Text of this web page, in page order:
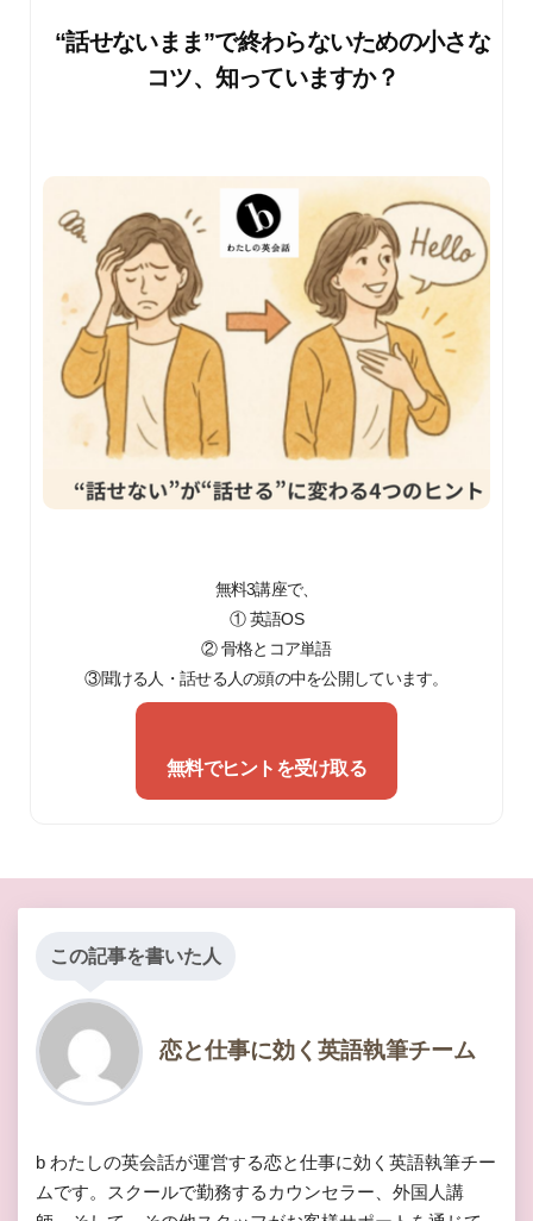
“話せないまま”で終わらないための小さな
コツ、知っていますか？
無料3講座で、
① 英語OS
② 骨格とコア単語
③聞ける人・話せる人の頭の中を公開しています。
無料でヒントを受け取る
この記事を書いた人
恋と仕事に効く英語執筆チーム
b わたしの英会話が運営する恋と仕事に効く英語執筆チー
ムです。スクールで勤務するカウンセラー、外国人講